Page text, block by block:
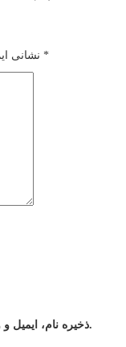
نشانی *
ذخیره نام، ایمیل و وبسایت من در مرورگر برای زمانی که دوباره دیدگاهی می‌نویسم.